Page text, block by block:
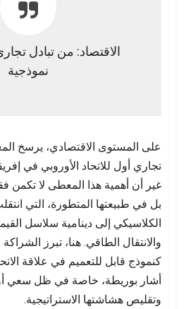
الاقتصاد: من تبادل
نموذجية
على المستوى الاقتصادي، يرسخ
تجاري أول للاتحاد الأوروبي في
غير أن أهمية هذا المعطى لا تكمن
بل في طبيعتها المتطورة، التي
الكلاسيكي إلى دينامية سلاسل
والانتقال الطاقي. هنا، تبرز الشراكة
كنموذج قابل للتعميم في علاقة
أشار بوريطة، خاصة في ظل سعي
وتقليص هشاشتها الاستراتيجية.